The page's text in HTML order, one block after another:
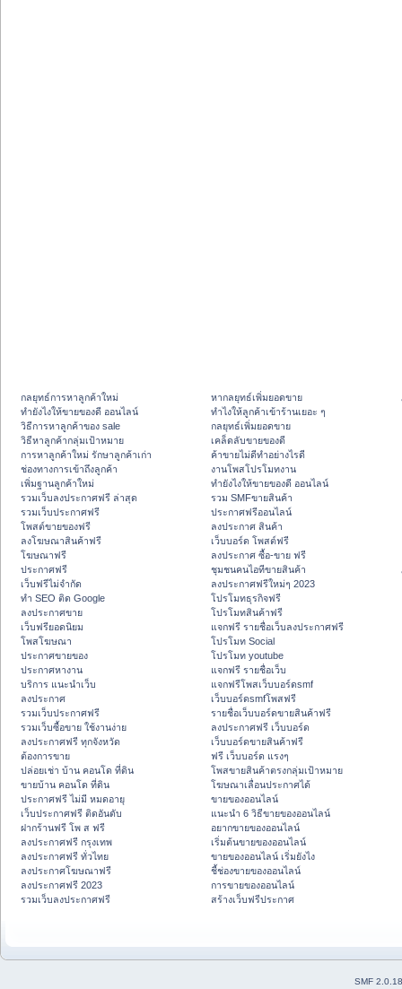
กลยุทธ์การหาลูกค้าใหม่
ทํายังไงให้ขายของดี ออนไลน์
วิธีการหาลูกค้าของ sale
วิธีหาลูกค้ากลุ่มเป้าหมาย
การหาลูกค้าใหม่ รักษาลูกค้าเก่า
ช่องทางการเข้าถึงลูกค้า
เพิ่มฐานลูกค้าใหม่
รวมเว็บลงประกาศฟรี ล่าสุด
รวมเว็บประกาศฟรี
โพสต์ขายของฟรี
ลงโฆษณาสินค้าฟรี
โฆษณาฟรี
ประกาศฟรี
เว็บฟรีไม่จำกัด
ทำ SEO ติด Google
ลงประกาศขาย
เว็บฟรียอดนิยม
โพสโฆษณา
ประกาศขายของ
ประกาศหางาน
บริการ แนะนำเว็บ
ลงประกาศ
รวมเว็บประกาศฟรี
รวมเว็บซื้อขาย ใช้งานง่าย
ลงประกาศฟรี ทุกจังหวัด
ต้องการขาย
ปล่อยเช่า บ้าน คอนโด ที่ดิน
ขายบ้าน คอนโด ที่ดิน
ประกาศฟรี ไม่มี หมดอายุ
เว็บประกาศฟรี ติดอันดับ
ฝากร้านฟรี โพ ส ฟรี
ลงประกาศฟรี กรุงเทพ
ลงประกาศฟรี ทั่วไทย
ลงประกาศโฆษณาฟรี
ลงประกาศฟรี 2023
รวมเว็บลงประกาศฟรี
หากลยุทธ์เพิ่มยอดขาย
ทําไงให้ลูกค้าเข้าร้านเยอะ ๆ
กลยุทธ์เพิ่มยอดขาย
เคล็ดลับขายของดี
ค้าขายไม่ดีทำอย่างไรดี
งานโพสโปรโมทงาน
ทํายังไงให้ขายของดี ออนไลน์
รวม SMFขายสินค้า
ประกาศฟรีออนไลน์
ลงประกาศ สินค้า
เว็บบอร์ด โพสต์ฟรี
ลงประกาศ ซื้อ-ขาย ฟรี
ชุมชนคนไอทีขายสินค้า
ลงประกาศฟรีใหม่ๆ 2023
โปรโมทธุรกิจฟรี
โปรโมทสินค้าฟรี
แจกฟรี รายชื่อเว็บลงประกาศฟรี
โปรโมท Social
โปรโมท youtube
แจกฟรี รายชื่อเว็บ
แจกฟรีโพสเว็บบอร์ดsmf
เว็บบอร์ดsmfโพสฟรี
รายชื่อเว็บบอร์ดขายสินค้าฟรี
ลงประกาศฟรี เว็บบอร์ด
เว็บบอร์ดขายสินค้าฟรี
ฟรี เว็บบอร์ด แรงๆ
โพสขายสินค้าตรงกลุ่มเป้าหมาย
โฆษณาเลื่อนประกาศได้
ขายของออนไลน์
แนะนำ 6 วิธีขายของออนไลน์
อยากขายของออนไลน์
เริ่มต้นขายของออนไลน์
ขายของออนไลน์ เริ่มยังไง
ชี้ช่องขายของออนไลน์
การขายของออนไลน์
สร้างเว็บฟรีประกาศ
SMF 2.0.18